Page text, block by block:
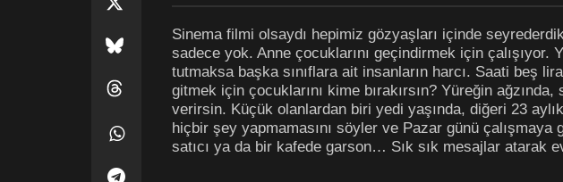
Sinema filmi olsaydı hepimiz gözyaşları içinde
sadece yok. Anne çocuklarını geçindirmek için
tutmaksa başka sınıflara ait insanların harcı. Saati beş
gitmek için çocuklarını kime bırakırsın? Yüreğin
verirsin. Küçük olanlardan biri yedi yaşında, diğeri 23
hiçbir şey yapmamasını söyler ve Pazar günü
satıcı ya da bir kafede garson… Sık sık mesajlar atarak